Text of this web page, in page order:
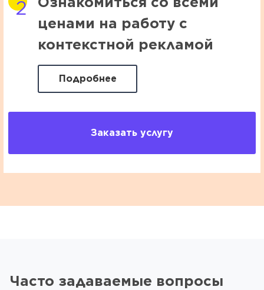
ценами на работу с
контекстной рекламой
Подробнее
Заказать услугу
Часто задаваемые вопросы